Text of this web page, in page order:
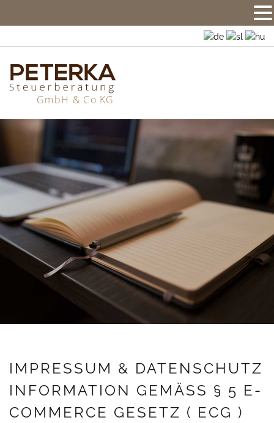
IMPRESSUM & DATENSCHUTZ
INFORMATION GEMÄSS § 5 E-C
OMMERCE GESETZ ( ECG )